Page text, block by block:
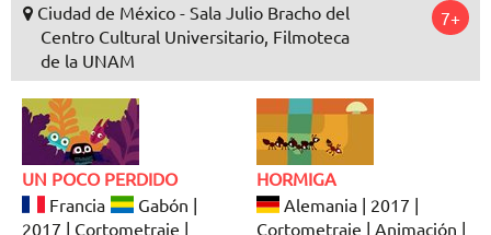
Ciudad de México - Sala Julio Bracho del
Centro Cultural Universitario, Filmoteca
de la UNAM
7+
UN POCO PERDIDO
Francia
Gabón |
2017 | Cortometraje |
HORMIGA
Alemania | 2017 |
Cortometraje | Animación |